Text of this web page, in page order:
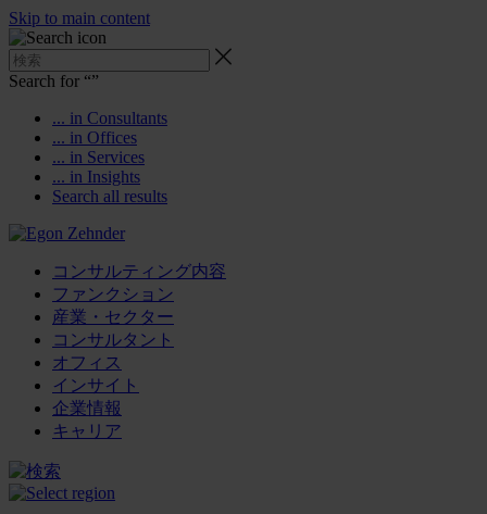
Skip to main content
Search for “”
... in Consultants
... in Offices
... in Services
... in Insights
Search all results
コンサルティング内容
ファンクション
産業・セクター
コンサルタント
オフィス
インサイト
企業情報
キャリア